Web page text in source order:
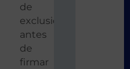
de
exclusión
antes
de
firmar